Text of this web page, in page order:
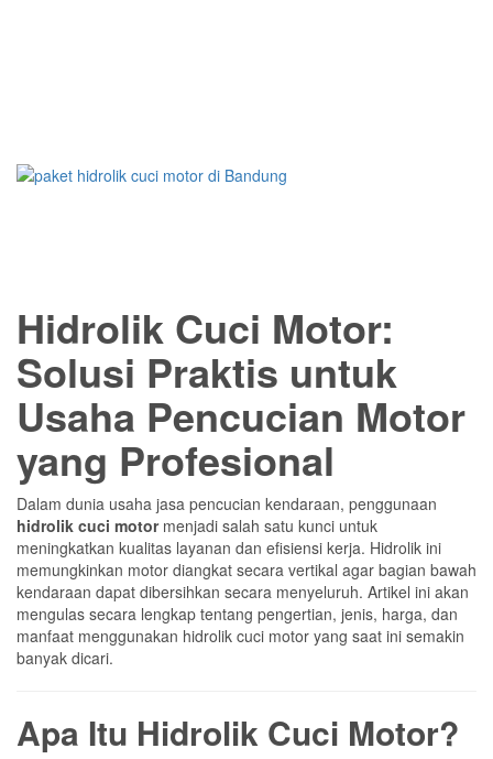
Hidrolik Cuci Motor:
Solusi Praktis untuk
Usaha Pencucian Motor
yang Profesional
Dalam dunia usaha jasa pencucian kendaraan, penggunaan
hidrolik cuci motormenjadi salah satu kunci untuk
meningkatkan kualitas layanan dan efisiensi kerja. Hidrolik ini
memungkinkan motor diangkat secara vertikal agar bagian bawah
kendaraan dapat dibersihkan secara menyeluruh. Artikel ini akan
mengulas secara lengkap tentang pengertian, jenis, harga, dan
manfaat menggunakan hidrolik cuci motor yang saat ini semakin
banyak dicari.
Apa Itu Hidrolik Cuci Motor?